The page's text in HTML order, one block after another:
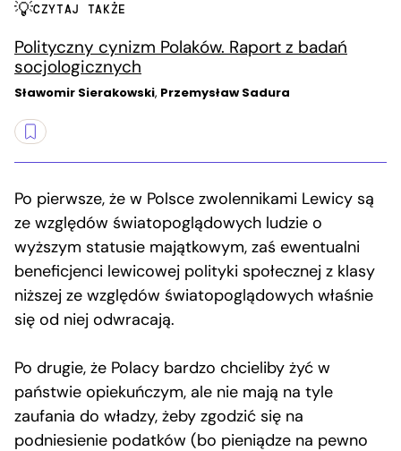
CZYTAJ TAKŻE
Polityczny cynizm Polaków. Raport z badań
socjologicznych
Sławomir Sierakowski, Przemysław Sadura
Po pierwsze, że w Polsce zwolennikami Lewicy są
ze względów światopoglądowych ludzie o
wyższym statusie majątkowym, zaś ewentualni
beneficjenci lewicowej polityki społecznej z klasy
niższej ze względów światopoglądowych właśnie
się od niej odwracają.
Po drugie, że Polacy bardzo chcieliby żyć w
państwie opiekuńczym, ale nie mają na tyle
zaufania do władzy, żeby zgodzić się na
podniesienie podatków (bo pieniądze na pewno